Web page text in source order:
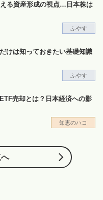
える資産形成の視点…日本株は
ふやす
けは知っておきたい基礎知識
ふやす
売却とは？日本経済への影
知恵のハコ